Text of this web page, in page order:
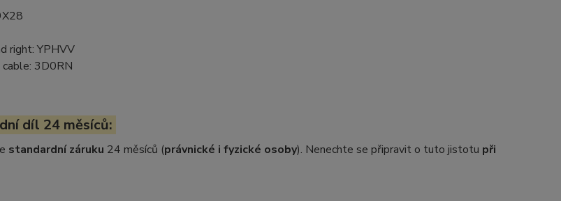
right: YPHVV
cable: 3D0RN
díl 24 měsíců:
standardní záruku 24 měsíců (právnické i fyzické osoby). Nenechte se připravit o tuto jistotu při